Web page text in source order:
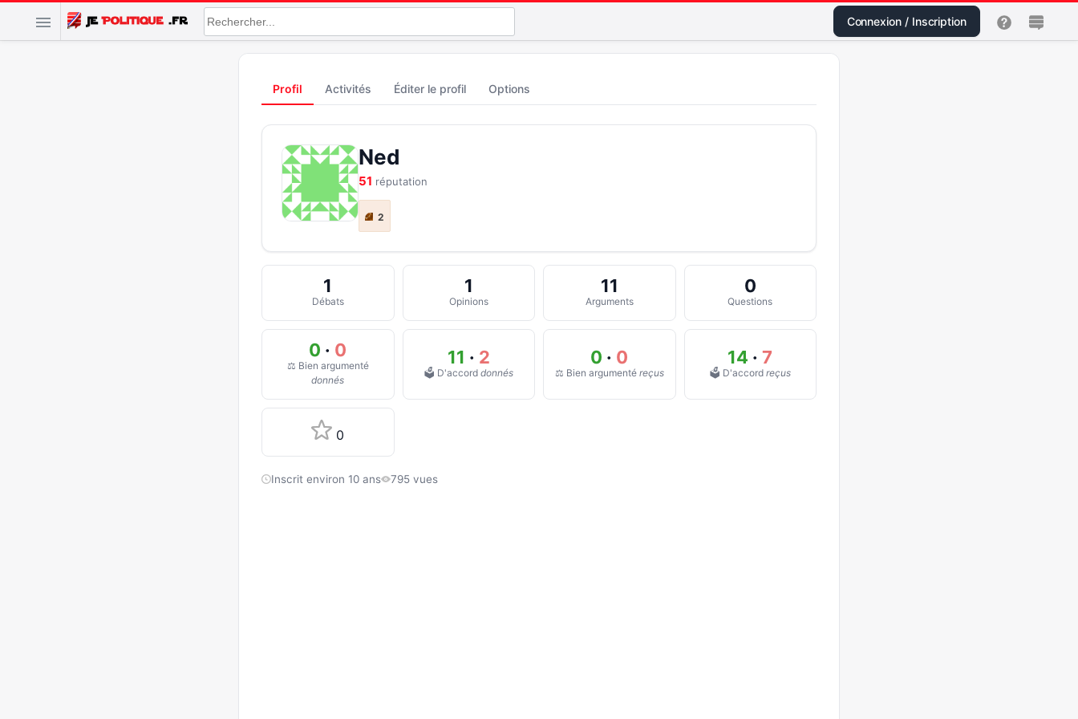
Connexion / Inscription
Profil Activités Éditer le profil Options
Ned
51 réputation
2
1
Débats
1
Opinions
11
Arguments
0
Questions
0 · 0
⚖️ Bien argumenté
donnés
11 · 2
🗳️ D'accord donnés
0 · 0
⚖️ Bien argumenté reçus
14 ·7
🗳️ D'accord reçus
0
Inscrit environ 10 ans 795 vues